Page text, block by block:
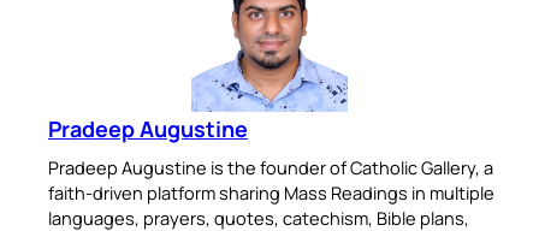
Pradeep Augustine
Pradeep Augustine is the founder of Catholic Gallery, a
faith-driven platform sharing Mass Readings in multiple
languages, prayers, quotes, catechism, Bible plans,